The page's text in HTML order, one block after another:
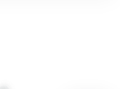
الدمام,